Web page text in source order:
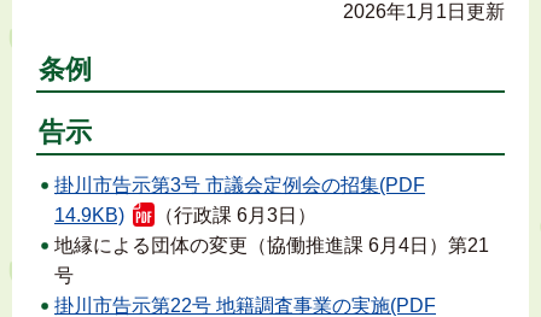
2026年1月1日更新
条例
告示
掛川市告示第3号 市議会定例会の招集(PDF
14.9KB)
（行政課 6月3日）
地縁による団体の変更（協働推進課 6月4日）第21
号
掛川市告示第22号 地籍調査事業の実施(PDF